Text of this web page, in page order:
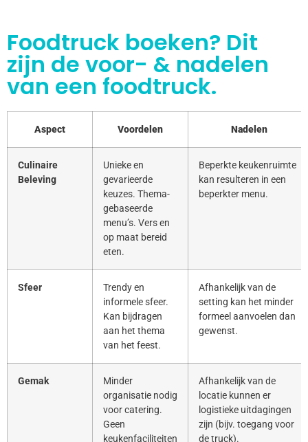
Foodtruck boeken? Dit
zijn de voor- & nadelen
van een foodtruck.
Aspect Voordelen Nadelen
Culinaire
Beleving
Unieke en
gevarieerde
keuzes. Thema-
gebaseerde
menu’s. Vers en
op maat bereid
eten.
Beperkte keukenruimte
kan resulteren in een
beperkter menu.
Sfeer
Trendy en
informele sfeer.
Kan bijdragen
aan het thema
van het feest.
Afhankelijk van de
setting kan het minder
formeel aanvoelen dan
gewenst.
Gemak
Minder
organisatie nodig
voor catering.
Geen
keukenfaciliteiten
Afhankelijk van de
locatie kunnen er
logistieke uitdagingen
zijn (bijv. toegang voor
de truck).